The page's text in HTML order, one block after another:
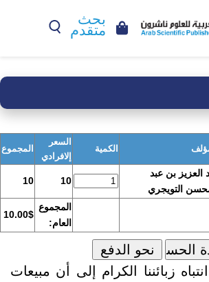
بحث
متقدم
الكمية
السعر
إلافرادي
المجموع
العزيز بن عبد
التويجري
10
10
المجموع
العام:
10.00$
زبائننا الكرام إلى أن مبيعات